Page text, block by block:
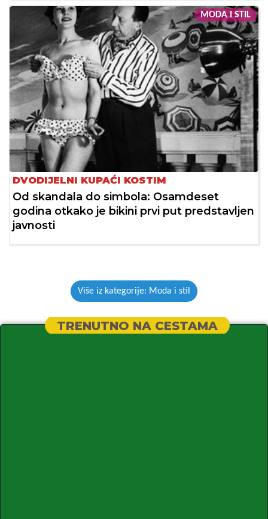
MODA I STIL
DVODIJELNI KUPAĆI KOSTIM
Od skandala do simbola: Osamdeset
godina otkako je bikini prvi put predstavljen
javnosti
Više iz kategorije: Moda i stil
TRENUTNO NA CESTAMA